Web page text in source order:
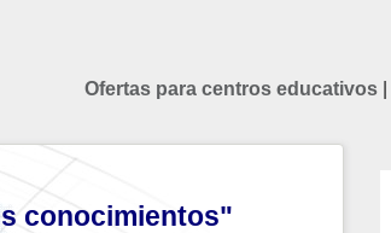
Ofertas para centros educativos
conocimientos"